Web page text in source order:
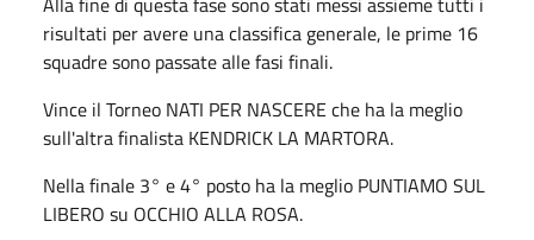
risultati per avere una classifica generale, le prime 16
squadre sono passate alle fasi finali.
Vince il Torneo NATI PER NASCERE che ha la meglio
sull'altra finalista KENDRICK LA MARTORA.
Nella finale 3° e 4° posto ha la meglio PUNTIAMO SUL
LIBERO su OCCHIO ALLA ROSA.